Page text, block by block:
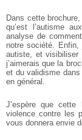
Dans cette
qu’est l’autisme
analyse de
notre société. Enfin,
autiste, et visibiliser
j’aimerais que la
et du validisme
en général.
J’espère que
violence contre les
vous donnera envie